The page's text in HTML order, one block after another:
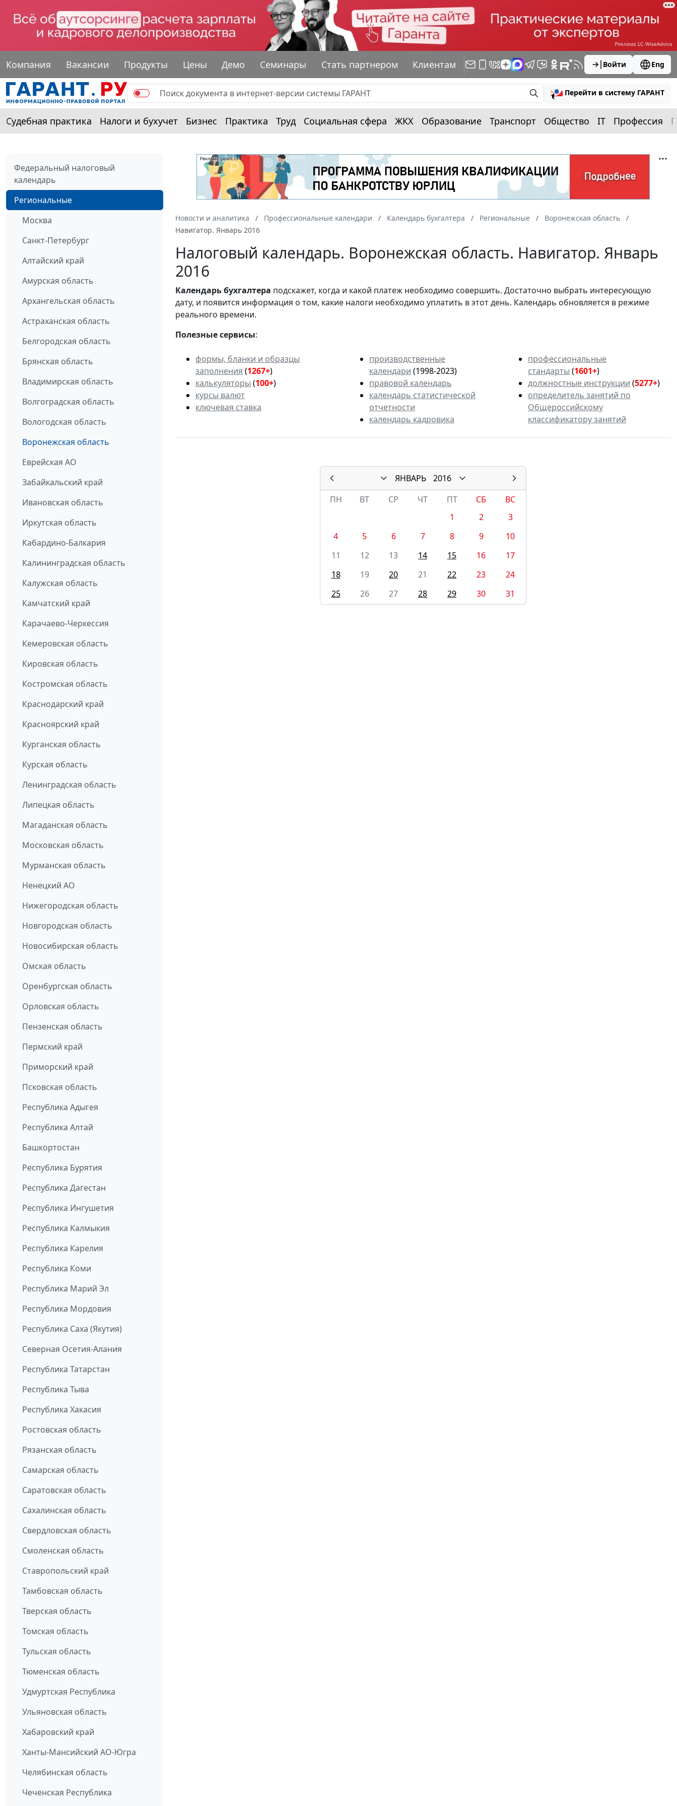
Компания Вакансии Продукты Цены Демо Семинары Стать партнером Клиентам Войти Eng
Перейти в систему ГАРАНТ
Судебная практика Налоги и бухучет Бизнес Практика Труд Социальная сфера ЖКХ Образование Транспорт Общество IT Профессия
Федеральный налоговый
календарь
Региональные
Москва
Санкт-Петербург
Алтайский край
Амурская область
Архангельская область
Астраханская область
Белгородская область
Брянская область
Владимирская область
Волгоградская область
Вологодская область
Воронежская область
Еврейская АО
Забайкальский край
Ивановская область
Иркутская область
Кабардино-Балкария
Калининградская область
Калужская область
Камчатский край
Карачаево-Черкессия
Кемеровская область
Кировская область
Костромская область
Краснодарский край
Красноярский край
Курганская область
Курская область
Ленинградская область
Липецкая область
Магаданская область
Московская область
Мурманская область
Ненецкий АО
Нижегородская область
Новгородская область
Новосибирская область
Омская область
Оренбургская область
Орловская область
Пензенская область
Пермский край
Приморский край
Псковская область
Республика Адыгея
Республика Алтай
Башкортостан
Республика Бурятия
Республика Дагестан
Республика Ингушетия
Республика Калмыкия
Республика Карелия
Республика Коми
Республика Марий Эл
Республика Мордовия
Республика Саха (Якутия)
Северная Осетия-Алания
Республика Татарстан
Республика Тыва
Республика Хакасия
Ростовская область
Рязанская область
Самарская область
Саратовская область
Сахалинская область
Свердловская область
Смоленская область
Ставропольский край
Тамбовская область
Тверская область
Томская область
Тульская область
Тюменская область
Удмуртская Республика
Ульяновская область
Хабаровский край
Ханты-Мансийский АО-Югра
Челябинская область
Чеченская Республика
Новости и аналитика Профессиональные календари Календарь бухгалтера Региональные
Воронежская область
Навигатор. Январь 2016
Налоговый календарь. Воронежская область. Навигатор. Январь
2016
Календарьбухгалтера подскажет, когда и какой платеж необходимо совершить. Достаточно выбрать интересующую
дату, и появится информация о том, какие налоги необходимо уплатить в этот день. Календарь обновляется в режиме
реального времени.
Полезные сервисы:
формы, бланки и образцы
заполнения (1267+)
калькуляторы (100+)
курсы валют
ключевая ставка
производственные
календари (1998-2023)
правовой календарь
календарь статистической
отчетности
календарь кадровика
профессиональные
стандарты (1601+)
должностные инструкции (5277+)
определитель занятий по
Общероссийскому
классификатору занятий
ЯНВАРЬ
2016
ПН
ВТ СР ЧТ ПТ СБ
ВС
1
2
3
4
5 6 7 8 9
10
11
12 13 14 15 16
17
18
19 20 21 22 23
24
25
26 27 28 29 30 31